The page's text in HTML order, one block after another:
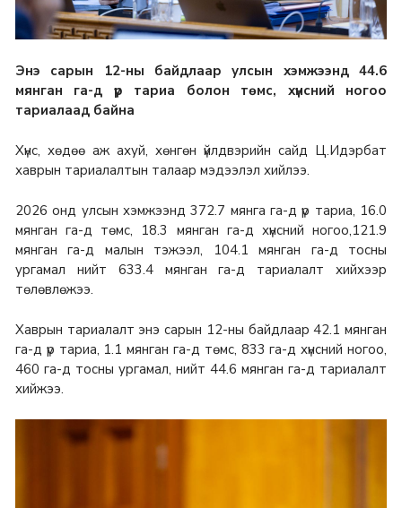
Энэ сарын 12-ны байдлаар улсын хэмжээнд 44.6
мянган га-д үр тариа болон төмс, хүнсний ногоо
тариалаад байна
Хүнс, хөдөө аж ахуй, хөнгөн үйлдвэрийн сайд Ц.Идэрбат
хаврын тариалалтын талаар мэдээлэл хийлээ.
2026 онд улсын хэмжээнд 372.7 мянга га-д үр тариа, 16.0
мянган га-д төмс, 18.3 мянган га-д хүнсний ногоо,121.9
мянган га-д малын тэжээл, 104.1 мянган га-д тосны
ургамал нийт 633.4 мянган га-д тариалалт хийхээр
төлөвлөжээ.
Хаврын тариалалт энэ сарын 12-ны байдлаар 42.1 мянган
га-д үр тариа, 1.1 мянган га-д төмс, 833 га-д хүнсний ногоо,
460 га-д тосны ургамал, нийт 44.6 мянган га-д тариалалт
хийжээ.